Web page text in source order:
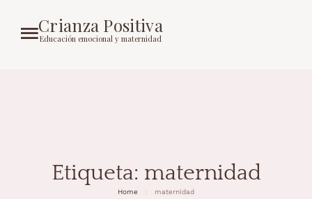
Crianza Positiva
Educación emocional y maternidad
Etiqueta: maternidad
Home maternidad